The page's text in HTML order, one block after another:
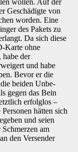
Geschädigte von
worden. Eine
des Pa­kets zu
Da sich diese
Karte ohne
habe der
und habe
Bevor er die
die beiden Unbe­
gegen das Bein
erfolglos –
hätten sich
und seien
am
den Ver­sender